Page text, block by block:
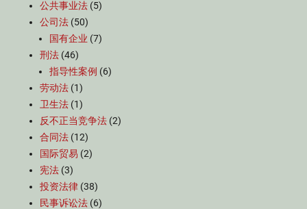
公共事业法 (5)
公司法 (50)
国有企业 (7)
刑法 (46)
指导性案例 (6)
劳动法 (1)
卫生法 (1)
反不正当竞争法 (2)
合同法 (12)
国际贸易 (2)
宪法 (3)
投资法律 (38)
民事诉讼法 (6)